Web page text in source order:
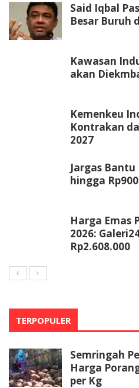
Said Iqbal
Besar Buruh
Kawasan
akan
Kemenkeu
Kontrakan
2027
Jargas
hingga
Harga Emas
2026:
Rp2.608.000
TERPOPULER
Semringah
Harga
per Kg